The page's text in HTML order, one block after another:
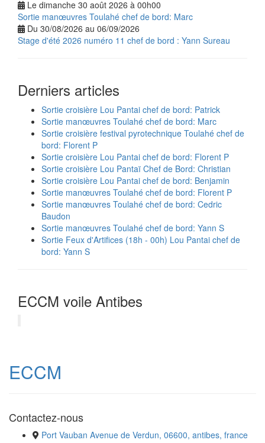
Le dimanche 30 août 2026 à 00h00
Sortie manœuvres Toulahé chef de bord: Marc
Du 30/08/2026 au 06/09/2026
Stage d'été 2026 numéro 11 chef de bord : Yann Sureau
Derniers articles
Sortie croisière Lou Pantai chef de bord: Patrick
Sortie manœuvres Toulahé chef de bord: Marc
Sortie croisière festival pyrotechnique Toulahé chef de
bord: Florent P
Sortie croisière Lou Pantai chef de bord: Florent P
Sortie croisière Lou Pantaï Chef de Bord: Christian
Sortie croisière Lou Pantai chef de bord: Benjamin
Sortie manœuvres Toulahé chef de bord: Florent P
Sortie manœuvres Toulahé chef de bord: Cedric
Baudon
Sortie manœuvres Toulahé chef de bord: Yann S
Sortie Feux d'Artifices (18h - 00h) Lou Pantai chef de
bord: Yann S
ECCM voile Antibes
ECCM
Contactez-nous
Port Vauban Avenue de Verdun, 06600, antibes, france